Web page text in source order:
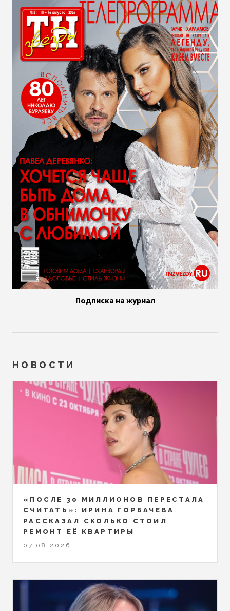
Подписка на журнал
НОВОСТИ
«ПОСЛЕ 30 МИЛЛИОНОВ ПЕРЕСТАЛА
СЧИТАТЬ»: ИРИНА ГОРБАЧЕВА
РАССКАЗАЛ СКОЛЬКО СТОИЛ
РЕМОНТ ЕЁ КВАРТИРЫ
07.08.2026